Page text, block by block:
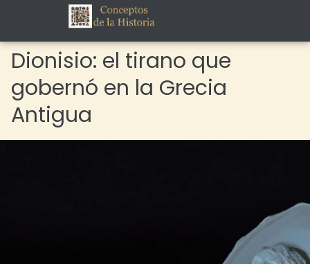
Dionisio: el tirano que
gobernó en la Grecia
Antigua